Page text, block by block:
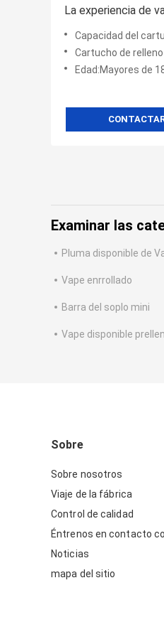
La experiencia de
para adultos
Capacidad del
Cartucho de relleno
Edad:Mayores de
Examinar las
Pluma disponible de
Vape enrrollado
Barra del soplo mini
Vape disponible
Sobre
Sobre nosotros
Viaje de la fábrica
Control de calidad
Éntrenos en contacto
Noticias
mapa del sitio